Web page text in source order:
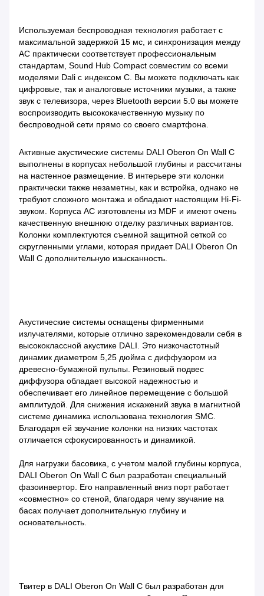
Используемая беспроводная технология работает с
максимальной задержкой 15 мс, и синхронизация между
АС практически соответствует профессиональным
стандартам, Sound Hub Compact совместим со всеми
моделями Dali с индексом С. Вы можете подключать как
цифровые, так и аналоговые источники музыки, а также
звук с телевизора, через Bluetooth версии 5.0 вы можете
воспроизводить высококачественную музыку по
беспроводной сети прямо со своего смартфона.
Активные акустические системы DALI Oberon On Wall C
выполнены в корпусах небольшой глубины и рассчитаны
на настенное размещение. В интерьере эти колонки
практически также незаметны, как и встройка, однако не
требуют сложного монтажа и обладают настоящим Hi-Fi-
звуком. Корпуса АС изготовлены из MDF и имеют очень
качественную внешнюю отделку различных вариантов.
Колонки комплектуются съемной защитной сеткой со
скругленными углами, которая придает DALI Oberon On
Wall C дополнительную изысканность.
Акустические системы оснащены фирменными
излучателями, которые отлично зарекомендовали себя в
высококлассной акустике DALI. Это низкочастотный
динамик диаметром 5,25 дюйма с диффузором из
древесно-бумажной пульпы. Резиновый подвес
диффузора обладает высокой надежностью и
обеспечивает его линейное перемещение с большой
амплитудой. Для снижения искажений звука в магнитной
системе динамика использована технология SMC.
Благодаря ей звучание колонки на низких частотах
отличается сфокусированность и динамикой.
Для нагрузки басовика, с учетом малой глубины корпуса,
DALI Oberon On Wall C был разработан специальный
фазоинвертор. Его направленный вниз порт работает
«совместно» со стеной, благодаря чему звучание на
басах получает дополнительную глубину и
основательность.
Твитер в DALI Oberon On Wall C был разработан для